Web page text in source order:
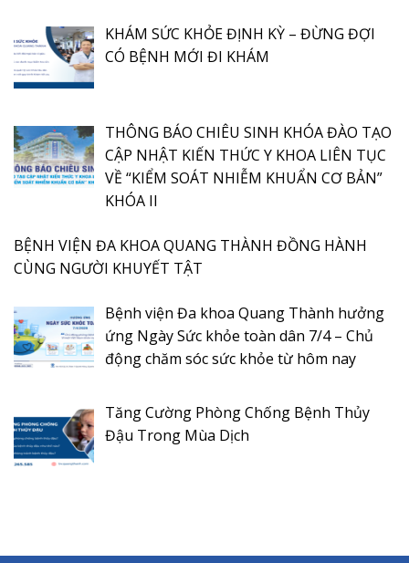
KHÁM SỨC KHỎE ĐỊNH KỲ – ĐỪNG ĐỢI
CÓ BỆNH MỚI ĐI KHÁM
THÔNG BÁO CHIÊU SINH KHÓA ĐÀO TẠO
CẬP NHẬT KIẾN THỨC Y KHOA LIÊN TỤC
VỀ “KIỂM SOÁT NHIỄM KHUẨN CƠ BẢN”
KHÓA II
BỆNH VIỆN ĐA KHOA QUANG THÀNH ĐỒNG HÀNH
CÙNG NGƯỜI KHUYẾT TẬT
Bệnh viện Đa khoa Quang Thành hưởng
ứng Ngày Sức khỏe toàn dân 7/4 – Chủ
động chăm sóc sức khỏe từ hôm nay
Tăng Cường Phòng Chống Bệnh Thủy
Đậu Trong Mùa Dịch